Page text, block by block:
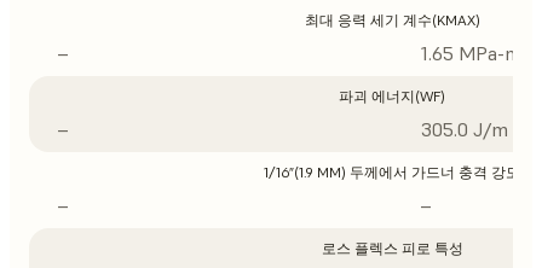
최대 응력 세기 계수(KMAX)
– 1.65 MPa-m1/
파괴 에너지(WF)
– 305.0 J/m
1/16”(1.9 MM) 두께에서 가드너 충격 강도
– –
로스 플렉스 피로 특성